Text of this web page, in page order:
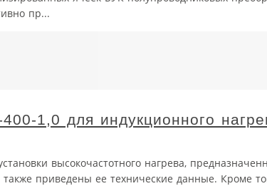
пр...
1,0 для индукционного
высокочастотного нагрева,
приведены ее технические данные. Кроме